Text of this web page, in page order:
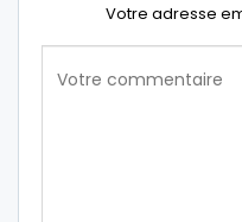
Votre adresse